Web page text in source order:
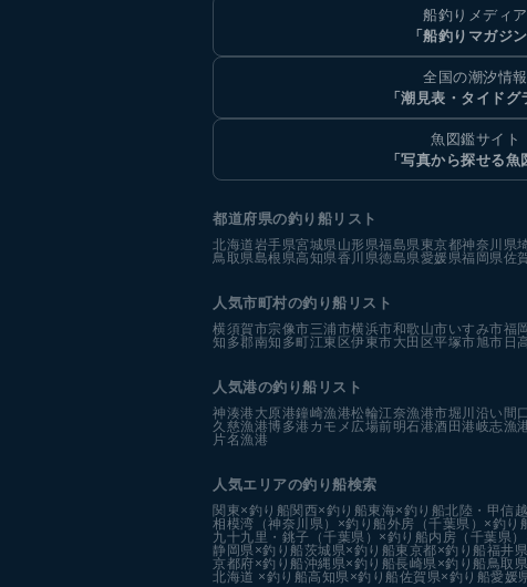
船釣りメディア
「船釣りマガジン
全国の潮汐情報
「潮見表・タイドグ
魚図鑑サイト
「写真から探せる魚
都道府県の釣り船リスト
北海道岩手県宮城県山形県福島県東京都神奈川県
鳥取県島根県高知県香川県徳島県愛媛県福岡県佐
人気市町村の釣り船リスト
横須賀市宗像市三浦市横浜市和歌山市いすみ市福
知多郡南知多町江東区伊東市大田区平塚市旭市 日
人気港の釣り船リスト
神湊港 大原港鐘崎漁港松輪江奈漁港市堀川沿い 間
久慈漁港博多港カモメ広場前明石港酒田港岐志漁
片名漁港
人気エリアの釣り船検索
関東×釣り船関西×釣り船東海×釣り船北陸・甲信
相模湾（神奈川県）×釣り船外房（千葉県）×釣り
九十九里・銚子（千葉県）×釣り船内房（千葉県
静岡県×釣り船茨城県×釣り船東京都×釣り船福井
京都府×釣り船沖縄県×釣り船長崎県×釣り船鳥取
北海道 ×釣り船高知県×釣り船佐賀県×釣り船愛媛